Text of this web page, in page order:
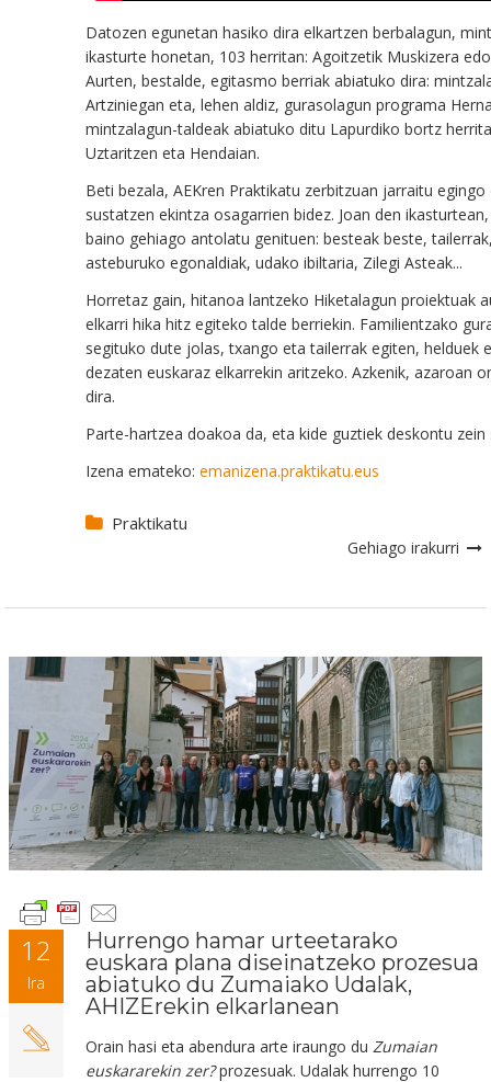
Datozen egunetan hasiko dira elkartzen berbalagun,
ikasturte honetan, 103 herritan: Agoitzetik Muskizera
Aurten, bestalde, egitasmo berriak abiatuko dira:
Artziniegan eta, lehen aldiz, gurasolagun programa
mintzalagun-taldeak abiatuko ditu Lapurdiko bortz
Uztaritzen eta Hendaian.
Beti bezala, AEKren Praktikatu zerbitzuan jarraitu
sustatzen ekintza osagarrien bidez. Joan den
baino gehiago antolatu genituen: besteak beste,
asteburuko egonaldiak, udako ibiltaria, Zilegi Asteak...
Horretaz gain, hitanoa lantzeko Hiketalagun proiektuak
elkarri hika hitz egiteko talde berriekin. Familientzako g
segituko dute jolas, txango eta tailerrak egiten, helduek
dezaten euskaraz elkarrekin aritzeko. Azkenik, azaroan
dira.
Parte-hartzea doakoa da, eta kide guztiek deskontu zein
Izena emateko: emanizena.praktikatu.eus
Praktikatu
Gehiago irakurri
12
Ira
Hurrengo hamar urteetarako
euskara plana diseinatzeko prozesua
abiatuko du Zumaiako Udalak,
AHIZErekin elkarlanean
Orain hasi eta abendura arte iraungo du Zumaian
euskararekin zer? prozesuak. Udalak hurrengo 10